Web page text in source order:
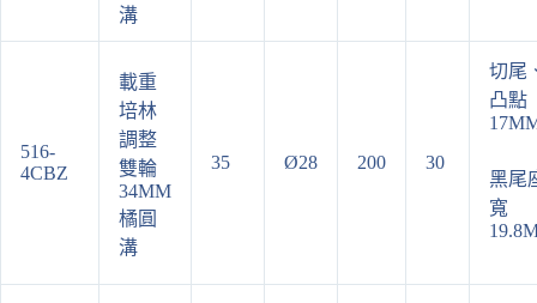
溝
516-
4CBZ
載重
培林
調整
雙輪
34MM
橘圓
溝
35 Ø28 200 30
切尾
凸點
黑尾
寬